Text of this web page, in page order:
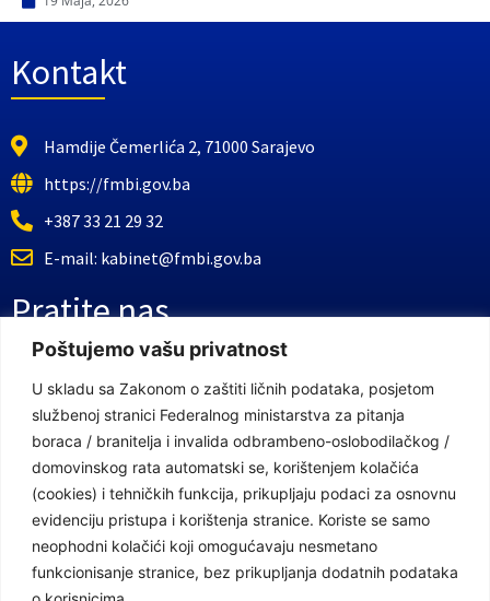
Poštujemo vašu privatnost
U skladu sa Zakonom o zaštiti ličnih podataka, posjetom
službenoj stranici Federalnog ministarstva za pitanja
boraca / branitelja i invalida odbrambeno-oslobodilačkog /
domovinskog rata automatski se, korištenjem kolačića
(cookies) i tehničkih funkcija, prikupljaju podaci za osnovnu
evidenciju pristupa i korištenja stranice. Koriste se samo
neophodni kolačići koji omogućavaju nesmetano
funkcionisanje stranice, bez prikupljanja dodatnih podataka
Kontakt
Hamdije Čemerlića 2, 71000 Sarajevo
https://fmbi.gov.ba
+387 33 21 29 32
E-mail: kabinet@fmbi.gov.ba
Pratite nas
Facebook Stranica
Youtube Kanal
Linkovi
Vlada Federacije Bosne i Hercegovine
Federalno ministarstvo finansija